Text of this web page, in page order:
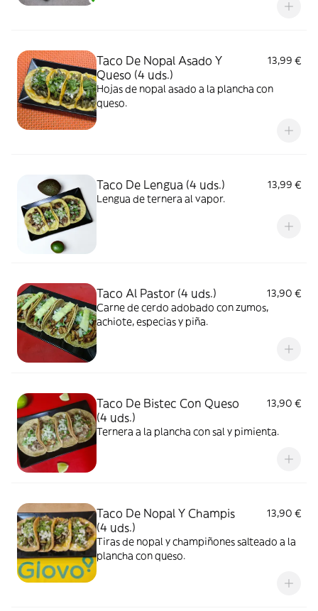
Taco De Nopal Asado Y
Queso (4 uds.)
13,99 €
Hojas de nopal asado a la plancha con
queso.
Taco De Lengua (4 uds.)
13,99 €
Lengua de ternera al vapor.
Taco Al Pastor (4 uds.)
13,90 €
Carne de cerdo adobado con zumos,
achiote, especias y piña.
Taco De Bistec Con Queso
(4 uds.)
13,90 €
Ternera a la plancha con sal y pimienta.
Taco De Nopal Y Champis
(4 uds.)
13,90 €
Tiras de nopal y champiñones salteado a la
plancha con queso.